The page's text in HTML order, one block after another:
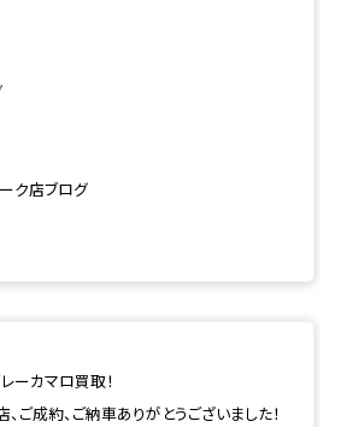
ク店ブログ
ーカマロ買取！
ご成約、ご納車ありがとうございました！